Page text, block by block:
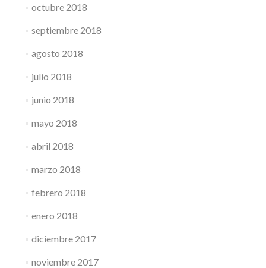
octubre 2018
septiembre 2018
agosto 2018
julio 2018
junio 2018
mayo 2018
abril 2018
marzo 2018
febrero 2018
enero 2018
diciembre 2017
noviembre 2017